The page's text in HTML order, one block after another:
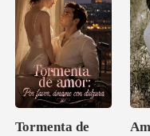
Tormenta de